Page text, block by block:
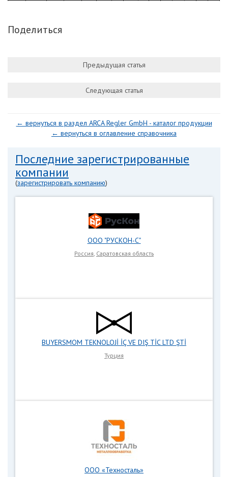
Поделиться
Предыдущая статья
Следующая статья
← вернуться в раздел ARCA Regler GmbH - каталог продукции
← вернуться в оглавление справочника
Последние зарегистрированные
компании
(зарегистрировать компанию)
ООО "РУСКОН-С"
Россия, Саратовская область
BUYERSMOM TEKNOLOJİ İÇ VE DIŞ TİC LTD ŞTİ
Турция
ООО «Техносталь»